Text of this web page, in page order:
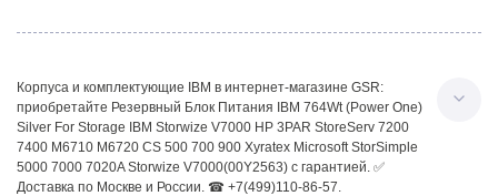
Корпуса и комплектующие IBM в интернет-магазине GSR:
приобретайте Резервный Блок Питания IBM 764Wt (Power One)
Silver For Storage IBM Storwize V7000 HP 3PAR StoreServ 7200
7400 M6710 M6720 CS 500 700 900 Xyratex Microsoft StorSimple
5000 7000 7020A Storwize V7000(00Y2563) с гарантией. ✅
Доставка по Москве и России. ☎ +7(499)110-86-57.